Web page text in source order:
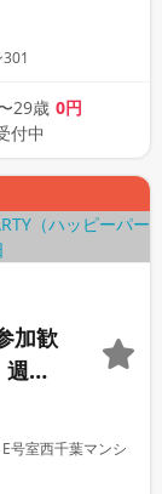
29歳 0円
付中
加歓
末
号室西千葉マンシ